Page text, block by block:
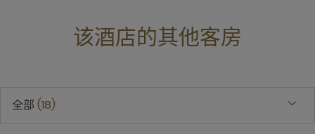
该酒店的其他客房
全部 18